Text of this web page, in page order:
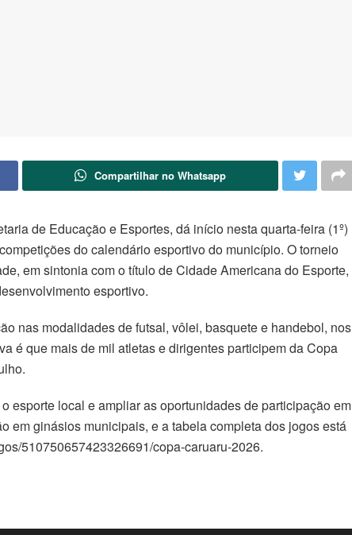
Compartilhar no Whatsapp
de Educação e Esportes, dá início nesta quarta-feira (1º)
do calendário esportivo do município. O torneio
em sintonia com o título de Cidade Americana do Esporte,
esportivo.
nas modalidades de futsal, vôlei, basquete e handebol, nos
é que mais de mil atletas e dirigentes participem da Copa
esporte local e ampliar as oportunidades de participação em
em ginásios municipais, e a tabela completa dos jogos está
510750657423326691/copa-caruaru-2026.